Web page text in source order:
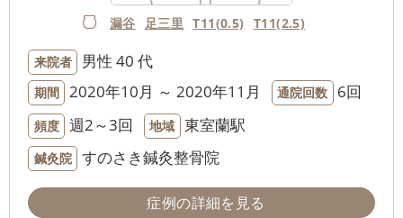
漏谷 足三里 T11(0.5) T11(2.5)
来院者 男性 40 代
期間 2020年10月 ～ 2020年11月 通院回数 6回
頻度 週2～3回 地域 東室蘭駅
鍼灸院 すのさき鍼灸整骨院
症例の詳細を見る